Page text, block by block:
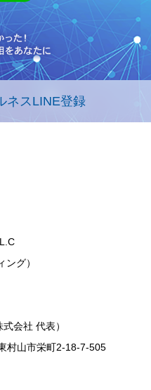
ネスLINE登録
ング）
会社 代表）
村山市栄町2-18-7-505